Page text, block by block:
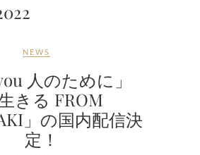
NEWS
人のために」
生きる FROM
」の国内配信決
定！